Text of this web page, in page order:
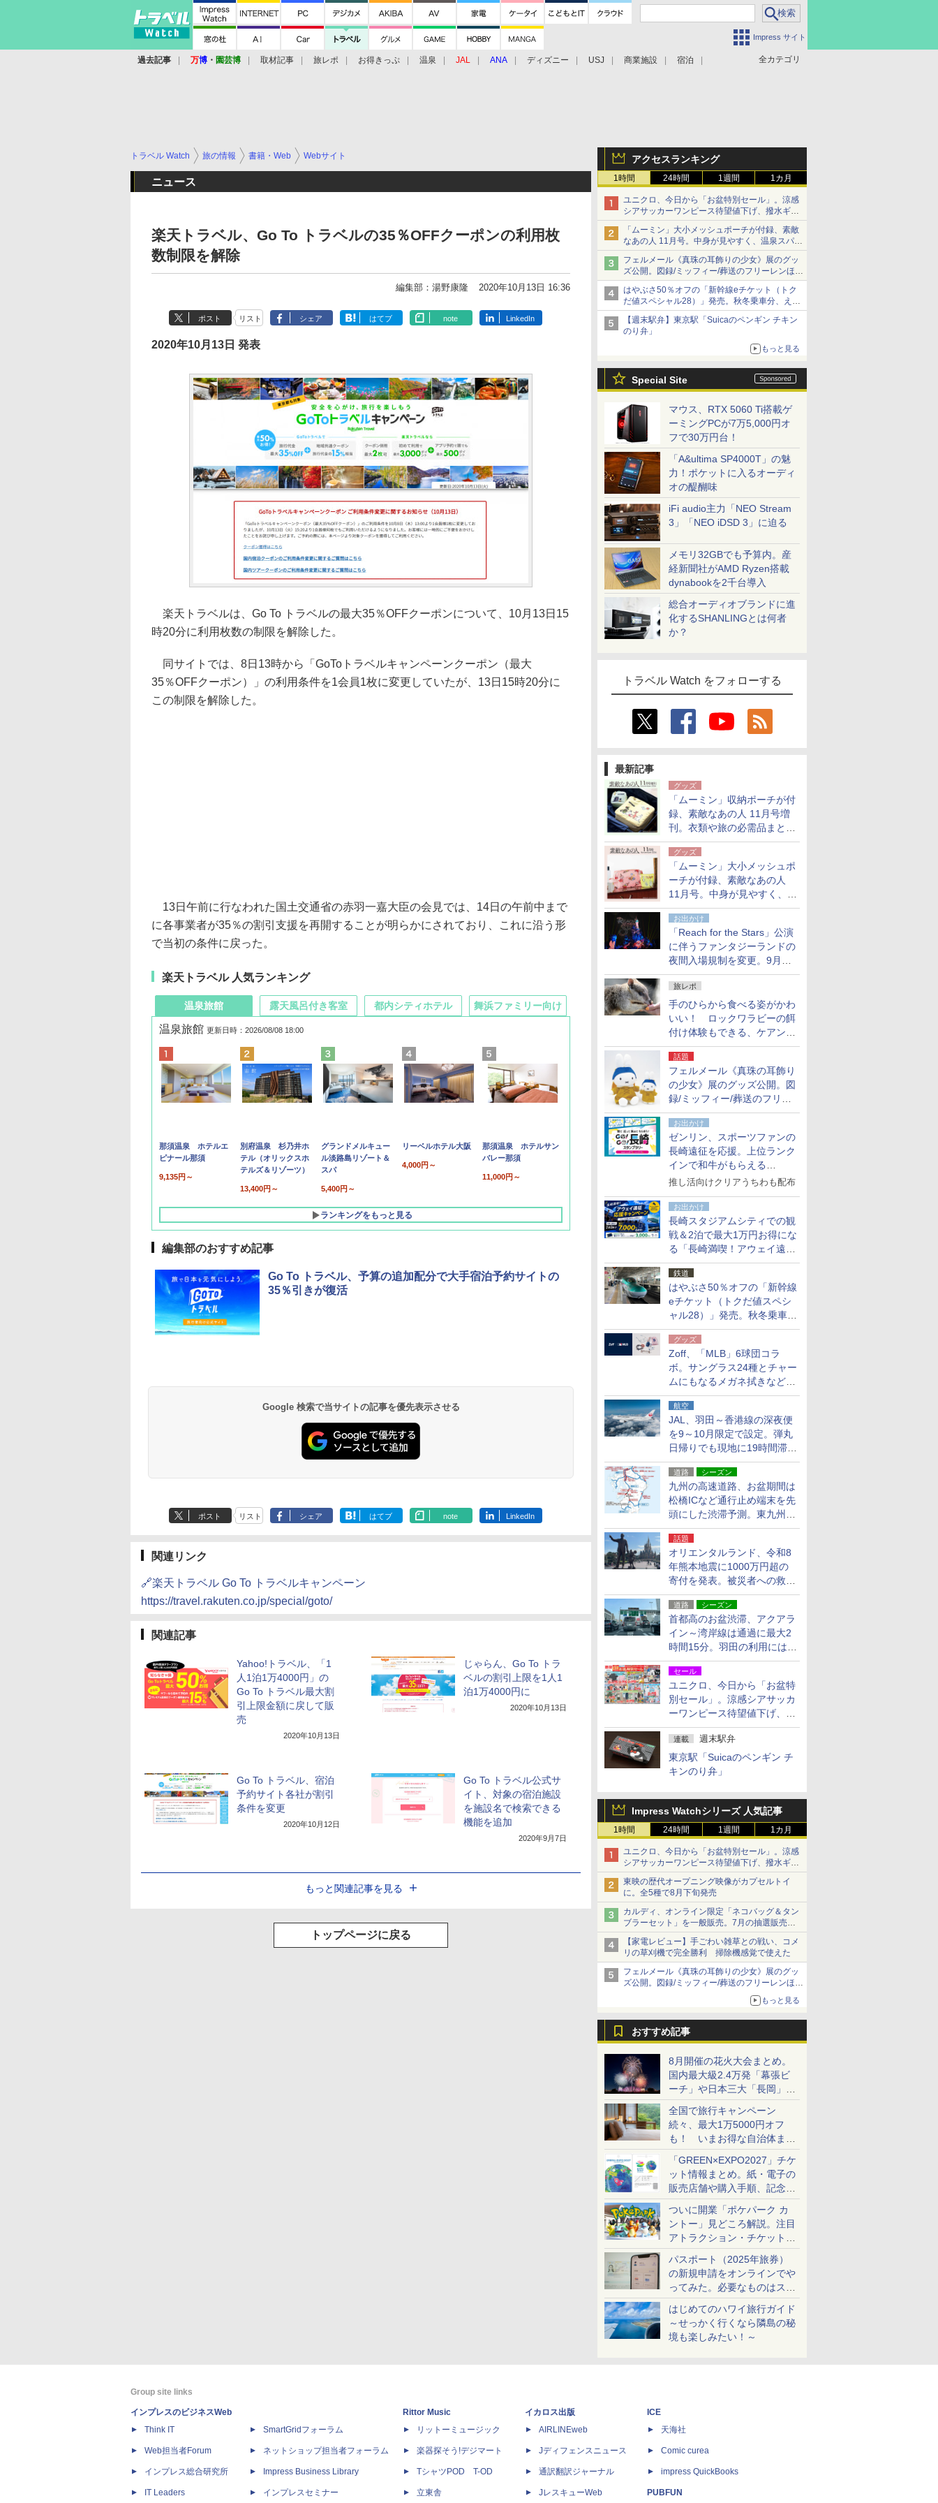
Impress サイト
全カテゴリ
過去記事 万博 ・ 園芸博 取材記事 旅レポ お得きっぷ 温泉 JAL ANA ディズニー USJ 商業施設 宿泊
アクセスランキング
1時間 24時間 1週間 1カ月
ユニクロ、今日から「お盆特別セール」。涼感
シアサッカーワンピース待望値下げ、撥水ギア
ショーツは1990円に
「ムーミン」大小メッシュポーチが付録、素敵
なあの人 11月号。中身が見やすく、温泉スパに
も使える
フェルメール《真珠の耳飾りの少女》展のグッ
ズ公開。図録/ミッフィー/葬送のフリーレンほ
か、注目ブランドコラボが実現
はやぶさ50％オフの「新幹線eチケット（トク
だ値スペシャル28）」発売。秋冬乗車分、えき
ねっと限定
【週末駅弁】東京駅「Suicaのペンギン チキン
のり弁」
もっと見る
Special Site
マウス、RTX 5060 Ti搭載ゲ
ーミングPCが7万5,000円オ
フで30万円台！
「A&ultima SP4000T」の魅
力！ポケットに入るオーディ
オの醍醐味
iFi audio主力「NEO Stream
3」「NEO iDSD 3」に迫る
メモリ32GBでも予算内。産
経新聞社がAMD Ryzen搭載
dynabookを2千台導入
総合オーディオブランドに進
化するSHANLINGとは何者
か？
トラベル Watch をフォローする
最新記事
グッズ
「ムーミン」収納ポーチが付
録、素敵なあの人 11月号増
刊。衣類や旅の必需品まとま
る大小2個セット
グッズ
「ムーミン」大小メッシュポ
ーチが付録、素敵なあの人
11月号。中身が見やすく、温
泉スパにも使える
お出かけ
「Reach for the Stars」公演
に伴うファンタジーランドの
夜間入場規制を変更。9月か
ら18時50分～20時ごろに
旅レポ
手のひらから食べる姿がかわ
いい！ ロックワラビーの餌
付け体験もできる、ケアンズ
でアサートン高原の日本語ガ
イド付きツアーに参加してみ
た
話題
フェルメール《真珠の耳飾り
の少女》展のグッズ公開。図
録/ミッフィー/葬送のフリー
レンほか、注目ブランドコラ
ボが実現
お出かけ
ゼンリン、スポーツファンの
長崎遠征を応援。上位ランク
インで和牛がもらえる
「GO！GO！長崎スタンプラ
推し活向けクリアうちわも配布
お出かけ
長崎スタジアムシティでの観
戦＆2泊で最大1万円お得にな
る「長崎満喫！アウェイ遠征
応援キャンペーン」
鉄道
はやぶさ50％オフの「新幹線
eチケット（トクだ値スペシ
ャル28）」発売。秋冬乗車
分、えきねっと限定
グッズ
Zoff、「MLB」6球団コラ
ボ。サングラス24種とチャー
ムにもなるメガネ拭きなど雑
貨24種
航空
JAL、羽田～香港線の深夜便
を9～10月限定で設定。弾丸
日帰りでも現地に19時間滞在
できる
道路 シーズン
九州の高速道路、お盆期間は
松橋ICなど通行止め端末を先
頭にした渋滞予測。東九州道
への迂回は料金調整を実施
話題
オリエンタルランド、令和8
年熊本地震に1000万円超の
寄付を発表。被災者への救援
活動・復旧支援
道路 シーズン
首都高のお盆渋滞、アクアラ
イン～湾岸線は通過に最大2
時間15分。羽田の利用には
「空港西出口」の利用検討を
セール
ユニクロ、今日から「お盆特
別セール」。涼感シアサッカ
ーワンピース待望値下げ、撥
水ギアショーツは1990円に
連載 週末駅弁
東京駅「Suicaのペンギン チ
キンのり弁」
Impress Watchシリーズ 人気記事
1時間 24時間 1週間 1カ月
ユニクロ、今日から「お盆特別セール」。涼感
シアサッカーワンピース待望値下げ、撥水ギア
ショーツは1990円に
東映の歴代オープニング映像がカプセルトイ
に。全5種で8月下旬発売
カルディ、オンライン限定「ネコバッグ＆タン
ブラーセット」を一般販売。7月の抽選販売の
当選無効分
【家電レビュー】手ごわい雑草との戦い、コメ
リの草刈機で完全勝利 掃除機感覚で使えた
フェルメール《真珠の耳飾りの少女》展のグッ
ズ公開。図録/ミッフィー/葬送のフリーレンほ
もっと見る
おすすめ記事
8月開催の花火大会まとめ。
国内最大級2.4万発「幕張ビ
ーチ」や日本三大「長岡」な
ど大型イベント目白押し！
全国で旅行キャンペーン
続々、最大1万5000円オフ
も！ いまお得な自治体まと
め
「GREEN×EXPO2027」チケ
ット情報まとめ。紙・電子の
販売店舗や購入手順、記念チ
ケットも解説
ついに開業「ポケパーク カ
ントー」見どころ解説。注目
アトラクション・チケット手
配・来場前に必要な準備は？
パスポート（2025年旅券）
の新規申請をオンラインでや
ってみた。必要なものはスマ
ホとマイナカードのみ
はじめてのハワイ旅行ガイド
～せっかく行くなら隣島の秘
境も楽しみたい！～
トラベル Watch 旅の情報 書籍・Web Webサイト
ニュース
楽天トラベル、Go To トラベルの35％OFFクーポンの利用枚
数制限を解除
編集部：湯野康隆 2020年10月13日 16:36
ポスト リスト シェア はてブ note LinkedIn
2020年10月13日 発表
楽天トラベルは、Go To トラベルの最大35％OFFクーポンについて、10月13日15
時20分に利用枚数の制限を解除した。
同サイトでは、8日13時から「GoToトラベルキャンペーンクーポン（最大
35％OFFクーポン）」の利用条件を1会員1枚に変更していたが、13日15時20分に
この制限を解除した。
13日午前に行なわれた国土交通省の赤羽一嘉大臣の会見では、14日の午前中まで
に各事業者が35％の割引支援を再開することが明らかにされており、これに沿う形
で当初の条件に戻った。
楽天トラベル 人気ランキング
温泉旅館
温泉旅館 更新日時：2026/08/08 18:00
那須温泉 ホテルエ
ピナール那須
9,135円～
別府温泉 杉乃井ホ
テル（オリックスホ
テルズ＆リゾーツ）
13,400円～
グランドメルキュー
ル淡路島リゾート＆
スパ
5,400円～
リーベルホテル大阪
4,000円～
那須温泉 ホテルサン
バレー那須
11,000円～
ランキングをもっと見る
露天風呂付き客室
10,450円～
19,541円～
都内シティホテル 舞浜ファミリー向け
7,950円～
5,758円～
編集部のおすすめ記事
Go To トラベル、予算の追加配分で大手宿泊予約サイトの
35％引きが復活
Google 検索で当サイトの記事を優先表示させる
ポスト リスト シェア はてブ note LinkedIn
関連リンク
🔗楽天トラベル Go To トラベルキャンペーン
https://travel.rakuten.co.jp/special/goto/
関連記事
Yahoo!トラベル、「1
人1泊1万4000円」の
Go To トラベル最大割
引上限金額に戻して販
売
2020年10月13日
じゃらん、Go To トラ
ベルの割引上限を1人1
泊1万4000円に
2020年10月13日
Go To トラベル、宿泊
予約サイト各社が割引
条件を変更
2020年10月12日
Go To トラベル公式サ
イト、対象の宿泊施設
を施設名で検索できる
機能を追加
2020年9月7日
もっと関連記事を見る
トップページに戻る
Group site links
インプレスのビジネスWeb
Think IT
Web担当者Forum
インプレス総合研究所
IT Leaders
SmartGridフォーラム
ネットショップ担当者フォーラム
Impress Business Library
インプレスセミナー
Rittor Music
リットーミュージック
楽器探そう!デジマート
TシャツPOD T-OD
立東舎
イカロス出版
AIRLINEweb
Jディフェンスニュース
通訳翻訳ジャーナル
JレスキューWeb
ICE
天海社
Comic curea
impress QuickBooks
PUBFUN